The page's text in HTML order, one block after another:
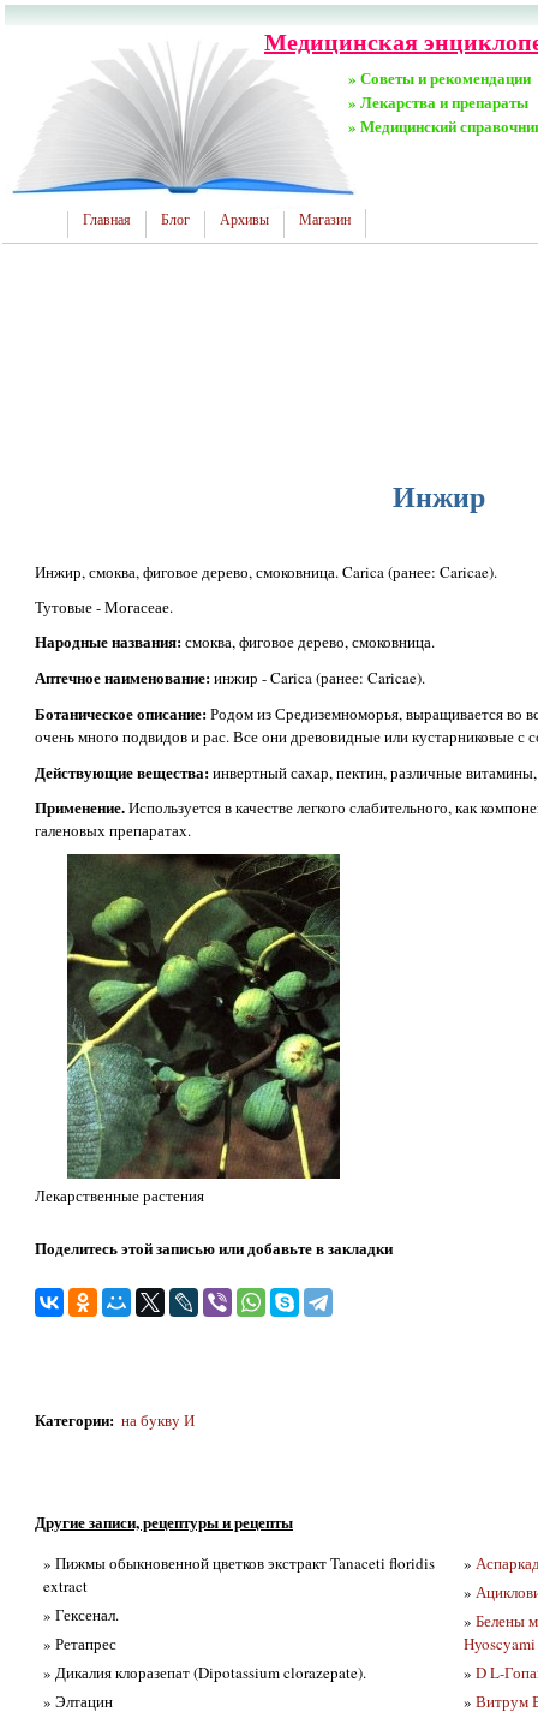
Медицинская
» Советы и рекомендации
» Лекарства и препараты
» Медицинский
Главная Блог Архивы Магазин
Инжир
Инжир, смоква, фиговое дерево, смоковница. Carica (ранее: Caricae).
Тутовые - Могасеае.
Народные названия:смоква, фиговое дерево, смоковница.
Аптечное наименование:инжир - Carica (ранее: Caricae).
Ботаническое описание:Родом из Средиземноморья, выращивается во
очень много подвидов и рас. Все они древовидные или кустарниковые
Действующие вещества:инвертный сахар, пектин, различные
Применение.Используется в качестве легкого слабительного, как
галеновых препаратах.
Лекарственные растения
Поделитесь этой записью или добавьте в закладки
Категории: на бyквy И
Другие записи, рецептуры и рецепты
» Пижмы обыкновенной цветков экстракт Tanaceti floridis
extract
» Гексенал.
» Ретапрес
» Дикалия клоразепат (Dipotassium clorazepate).
» Элтацин
»
»
» Белены
» D L-
» Витрум